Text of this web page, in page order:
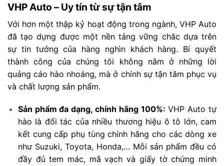
VHP Auto – Uy tín từ sự tận tâm
Với hơn một thập kỷ hoạt động trong ngành, VHP Auto
đã tạo dựng được một nền tảng vững chắc dựa trên
sự tin tưởng của hàng nghìn khách hàng. Bí quyết
thành công của chúng tôi không nằm ở những lời
quảng cáo hào nhoáng, mà ở chính sự tận tâm phục vụ
và chất lượng sản phẩm.
Sản phẩm đa dạng, chính hãng 100%: VHP Auto tự
hào là đối tác của nhiều thương hiệu ô tô lớn, cam
kết cung cấp phụ tùng chính hãng cho các dòng xe
như Suzuki, Toyota, Honda,… Mỗi sản phẩm đều có
đầy đủ tem mác, mã vạch và giấy tờ chứng minh